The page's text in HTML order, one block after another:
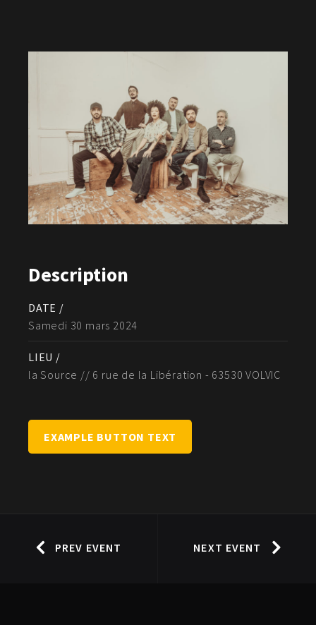
Description
DATE /
Samedi 30 mars 2024
LIEU /
la Source // 6 rue de la Libération - 63530 VOLVIC
EXAMPLE BUTTON TEXT
PREV EVENT NEXT EVENT